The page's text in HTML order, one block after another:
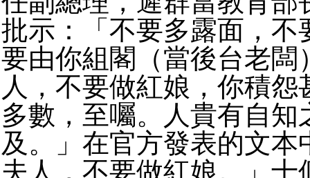
批示：「不要多露面，不
要由你組閣（當後台老闆
人，不要做紅娘，你積怨
多數，至囑。人貴有自知
及。」在官方發表的文本
夫人，不要做紅娘。」十